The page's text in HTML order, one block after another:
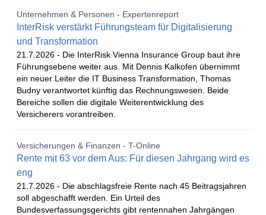
Unternehmen & Personen - Expertenreport
InterRisk verstärkt Führungsteam für Digitalisierung
und Transformation
21.7.2026 - Die InterRisk Vienna Insurance Group baut ihre
Führungsebene weiter aus. Mit Dennis Kalkofen übernimmt
ein neuer Leiter die IT Business Transformation, Thomas
Budny verantwortet künftig das Rechnungswesen. Beide
Bereiche sollen die digitale Weiterentwicklung des
Versicherers vorantreiben.
Versicherungen & Finanzen - T-Online
Rente mit 63 vor dem Aus: Für diesen Jahrgang wird es
eng
21.7.2026 - Die abschlagsfreie Rente nach 45 Beitragsjahren
soll abgeschafft werden. Ein Urteil des
Bundesverfassungsgerichts gibt rentennahen Jahrgängen